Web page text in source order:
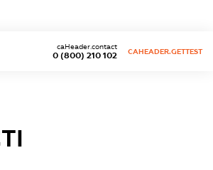
0 (800) 210 102
caHeader.contact
CAHEADER.GETTEST